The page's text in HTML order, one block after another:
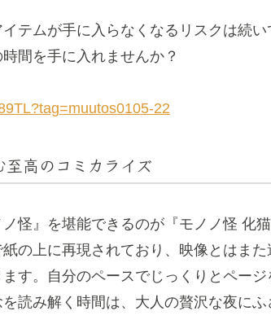
テムが手に入らなくなるリスクは続
間を手に入れませんか？
22
高のコミカライズ
怪』を堪能できるのが『モノノ怪 化猫
の上に再現されており、映像とはま
す。自分のペースでじっくりとペー
読み解く時間は、大人の贅沢な夜に